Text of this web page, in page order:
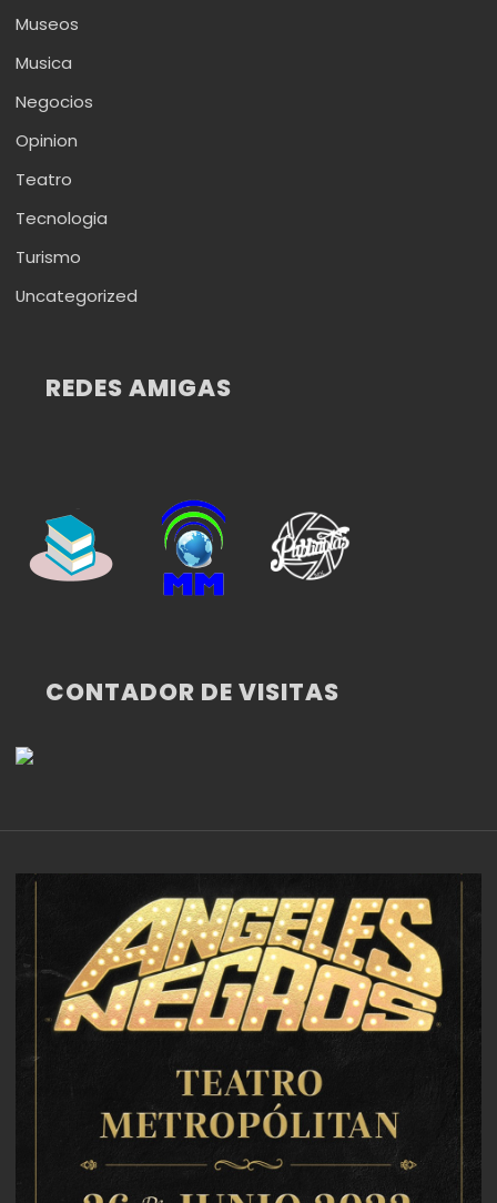
Museos
Musica
Negocios
Opinion
Teatro
Tecnologia
Turismo
Uncategorized
REDES AMIGAS
CONTADOR DE VISITAS